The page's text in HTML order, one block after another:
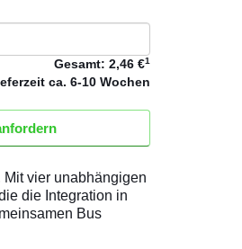
Gesamt: 2,46 €1
ca. 6-10 Wochen
vier unabhängigen
die Integration in
Bus